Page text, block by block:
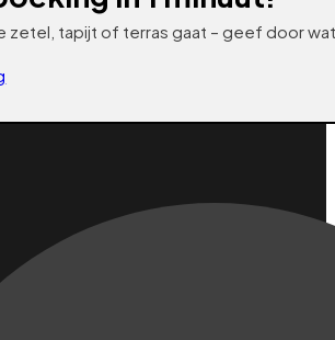
zetel, tapijt of terras gaat – geef door